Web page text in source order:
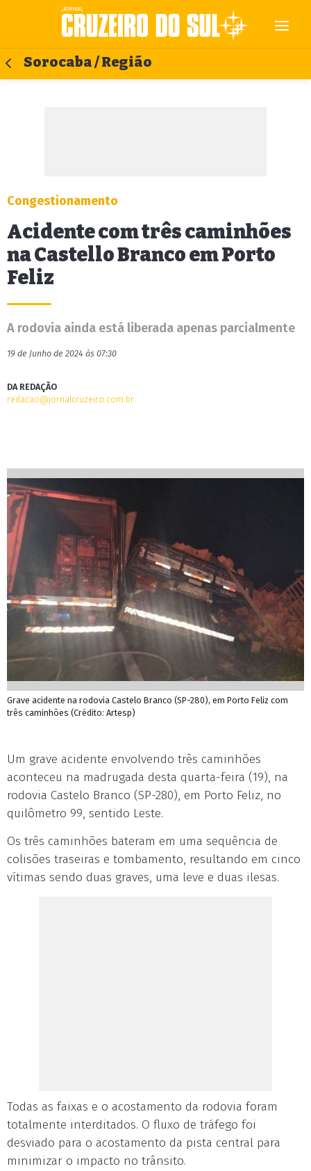
Sorocaba / Região
Congestionamento
Acidente com três caminhões
na Castello Branco em Porto
Feliz
A rodovia ainda está liberada apenas parcialmente
19 de Junho de 2024 às 07:30
DA REDAÇÃO
redacao@jornalcruzeiro.com.br
Grave acidente na rodovia Castelo Branco (SP-280), em Porto Feliz com
três caminhões (Crédito: Artesp)
Um grave acidente envolvendo três caminhões
aconteceu na madrugada desta quarta-feira (19), na
rodovia Castelo Branco (SP-280), em Porto Feliz, no
quilômetro 99, sentido Leste.
Os três caminhões bateram em uma sequência de
colisões traseiras e tombamento, resultando em cinco
vítimas sendo duas graves, uma leve e duas ilesas.
Todas as faixas e o acostamento da rodovia foram
totalmente interditados. O fluxo de tráfego foi
desviado para o acostamento da pista central para
minimizar o impacto no trânsito.